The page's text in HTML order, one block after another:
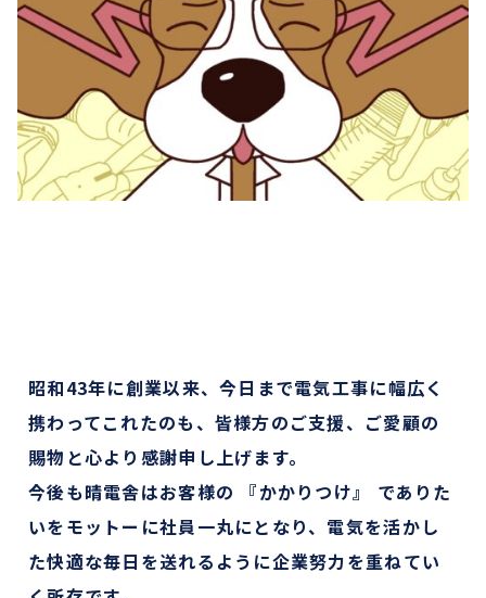
昭和43年に創業以来、今日まで電気工事に幅広く
携わってこれたのも、 皆様方のご支援、ご愛顧の
賜物と心より感謝申し上げます。
今後も晴電舎はお客様の 『かかりつけ』 でありた
いをモットーに社員一丸にとなり、電気を活かし
た快適な毎日を送れるように企業努力を重ねてい